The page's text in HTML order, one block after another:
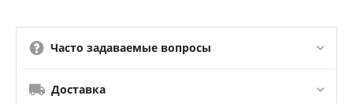
Часто задаваемые вопросы
Доставка